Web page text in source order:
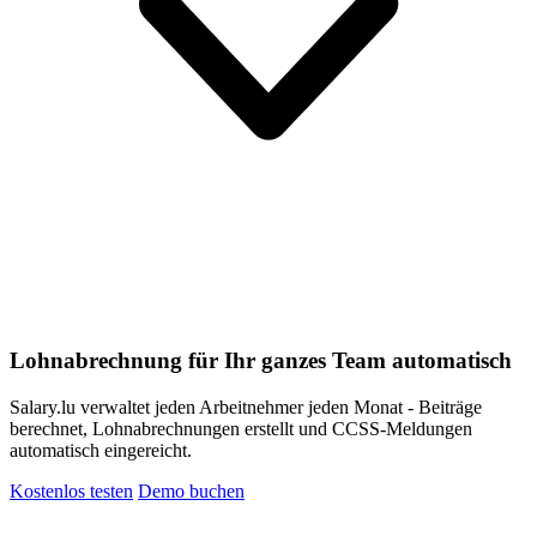
Lohnabrechnung für Ihr ganzes Team automatisch
Salary.lu verwaltet jeden Arbeitnehmer jeden Monat - Beiträge
berechnet, Lohnabrechnungen erstellt und CCSS-Meldungen
automatisch eingereicht.
Kostenlos testen Demo buchen